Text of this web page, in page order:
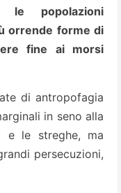
le popolazioni
orrende forme di
fine ai morsi
di antropofagia
in seno alla
e le streghe, ma
persecuzioni,